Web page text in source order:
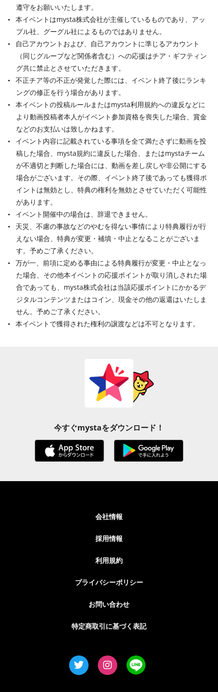
遵守をお願いいたします。
本イベントはmysta株式会社が主催しているものであり、アッ
プル社、グーグル社によるものではありません。
自己アカウントおよび、自己アカウントに準じるアカウント
（同じグループなど関係者含む）への応援はチア・ギフティン
グ共に禁止とさせていただきます。
不正チア等の不正が発覚した際には、イベント終了後にランキ
ングの修正を行う場合があります。
本イベントの投稿ルールまたはmysta利用規約への違反などに
より動画投稿者本人がイベント参加資格を喪失した場合、賞金
などのお支払いは致しかねます。
イベント内容に記載されている事項を全て満たさずに動画を投
稿した場合、mysta規約に違反した場合、またはmystaチーム
が不適切と判断した場合には、動画を差し戻しや非公開にする
場合がございます。その際、イベント終了後であっても獲得ポ
イントは無効とし、特典の権利を無効とさせていただく可能性
があります。
イベント開催中の場合は、辞退できません。
天災、不慮の事故などのやむを得ない事情により特典履行が行
えない場合、特典が変更・補填・中止となることがございま
す。予めご了承ください。
万が一、前項に定める事由による特典履行が変更・中止となっ
た場合、その他本イベントの応援ポイントが取り消しされた場
合であっても、mysta株式会社は当該応援ポイントにかかるデ
ジタルコンテンツまたはコイン、現金その他の返還はいたしま
せん。予めご了承ください。
本イベントで獲得された権利の譲渡などは不可となります。
今すぐmystaをダウンロード！
会社情報
採用情報
利用規約
プライバシーポリシー
お問い合わせ
特定商取引に基づく表記